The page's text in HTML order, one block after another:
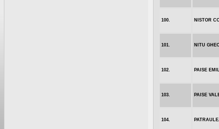
100. NISTOR
101. NITU
102. PAISE
103. PAISE
104.